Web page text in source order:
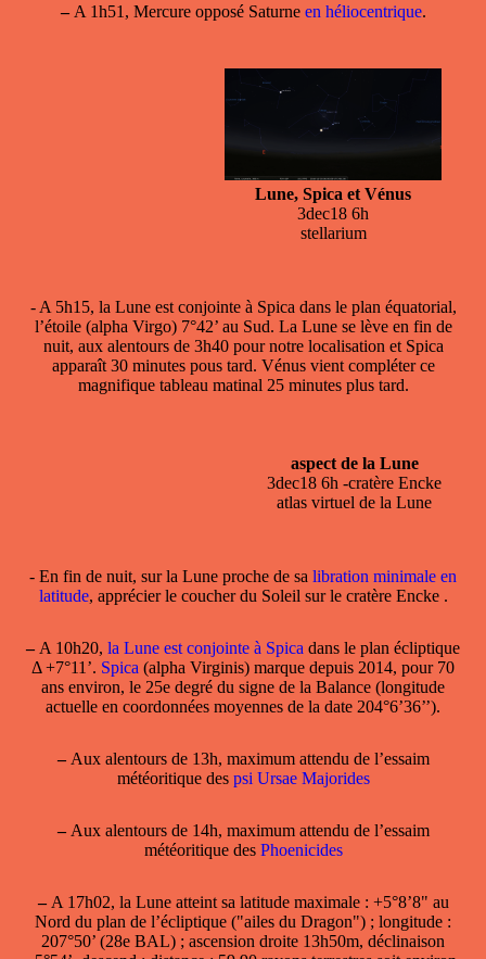
–A 1h51, Mercure opposé Saturne en héliocentrique.
Lune, Spica et Vénus
3dec18 6h
stellarium
- A 5h15, la Lune est conjointe à Spica dans le plan équatorial,
l’étoile (alpha Virgo) 7°42’ au Sud. La Lune se lève en fin de
nuit, aux alentours de 3h40 pour notre localisation et Spica
apparaît 30 minutes pous tard. Vénus vient compléter ce
magnifique tableau matinal 25 minutes plus tard.
aspect de la Lune
3dec18 6h -cratère Encke
atlas virtuel de la Lune
- En fin de nuit, sur la Lune proche de sa libration minimale en
latitude, apprécier le coucher du Soleil sur le cratère Encke .
–A 10h20, la Lune est conjointe à Spica dans le plan écliptique
Δ +7°11’. Spica (alpha Virginis) marque depuis 2014, pour 70
ans environ, le 25e degré du signe de la Balance (longitude
actuelle en coordonnées moyennes de la date 204°6’36’’).
–Aux alentours de 13h, maximum attendu de l’essaim
météoritique des psi Ursae Majorides
–Aux alentours de 14h, maximum attendu de l’essaim
météoritique des Phoenicides
–A 17h02, la Lune atteint sa latitude maximale: +5°8’8" au
Nord du plan de l’écliptique ("ailes du Dragon") ; longitude :
207°50’ (28e BAL) ; ascension droite 13h50m, déclinaison